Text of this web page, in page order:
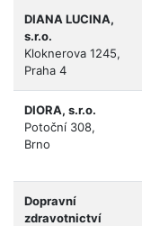
DIANA LUCINA,
s.r.o.
Kloknerova 1245,
Praha 4
DIORA, s.r.o.
Potoční 308,
Brno
Dopravní
zdravotnictví